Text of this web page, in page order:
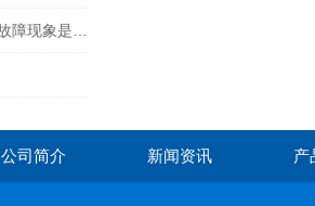
公司简介 新闻资讯 产